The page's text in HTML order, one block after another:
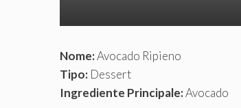
Nome:Avocado Ripieno
Tipo: Dessert
Ingrediente Principale:Avocado